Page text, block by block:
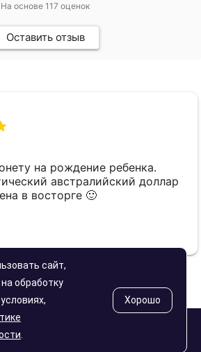
На основе 117 оценок
Оставить отзыв
на рождение ребенка.
австралийский доллар
в восторге 🙂
сайт,
обработку
Хорошо